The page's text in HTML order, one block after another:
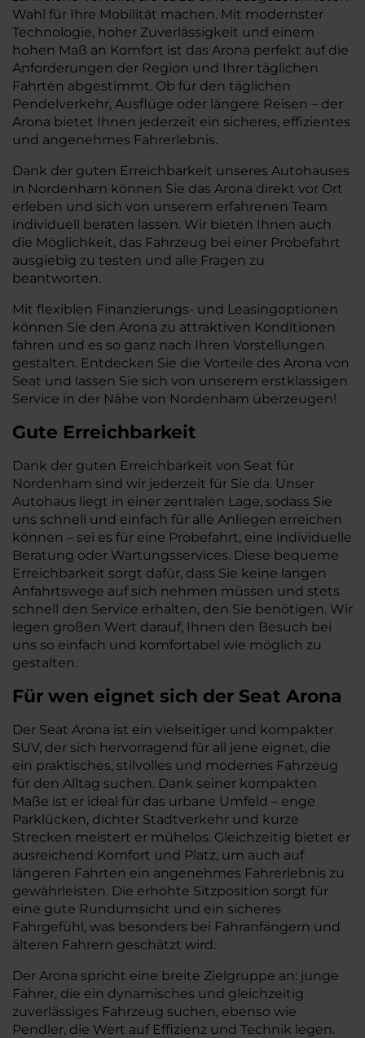
Wahl für Ihre Mobilität machen. Mit modernster
Technologie, hoher Zuverlässigkeit und einem
hohen Maß an Komfort ist das Arona perfekt auf die
Anforderungen der Region und Ihrer täglichen
Fahrten abgestimmt. Ob für den täglichen
Pendelverkehr, Ausflüge oder längere Reisen – der
Arona bietet Ihnen jederzeit ein sicheres, effizientes
und angenehmes Fahrerlebnis.
Dank der guten Erreichbarkeit unseres Autohauses
in Nordenham können Sie das Arona direkt vor Ort
erleben und sich von unserem erfahrenen Team
individuell beraten lassen. Wir bieten Ihnen auch
die Möglichkeit, das Fahrzeug bei einer Probefahrt
ausgiebig zu testen und alle Fragen zu
beantworten.
Mit flexiblen Finanzierungs- und Leasingoptionen
können Sie den Arona zu attraktiven Konditionen
fahren und es so ganz nach Ihren Vorstellungen
gestalten. Entdecken Sie die Vorteile des Arona von
Seat und lassen Sie sich von unserem erstklassigen
Service in der Nähe von Nordenham überzeugen!
Gute Erreichbarkeit
Dank der guten Erreichbarkeit von Seat für
Nordenham sind wir jederzeit für Sie da. Unser
Autohaus liegt in einer zentralen Lage, sodass Sie
uns schnell und einfach für alle Anliegen erreichen
können – sei es für eine Probefahrt, eine individuelle
Beratung oder Wartungsservices. Diese bequeme
Erreichbarkeit sorgt dafür, dass Sie keine langen
Anfahrtswege auf sich nehmen müssen und stets
schnell den Service erhalten, den Sie benötigen. Wir
legen großen Wert darauf, Ihnen den Besuch bei
uns so einfach und komfortabel wie möglich zu
gestalten.
Für wen eignet sich der Seat Arona
Der Seat Arona ist ein vielseitiger und kompakter
SUV, der sich hervorragend für all jene eignet, die
ein praktisches, stilvolles und modernes Fahrzeug
für den Alltag suchen. Dank seiner kompakten
Maße ist er ideal für das urbane Umfeld – enge
Parklücken, dichter Stadtverkehr und kurze
Strecken meistert er mühelos. Gleichzeitig bietet er
ausreichend Komfort und Platz, um auch auf
längeren Fahrten ein angenehmes Fahrerlebnis zu
gewährleisten. Die erhöhte Sitzposition sorgt für
eine gute Rundumsicht und ein sicheres
Fahrgefühl, was besonders bei Fahranfängern und
älteren Fahrern geschätzt wird.
Der Arona spricht eine breite Zielgruppe an: junge
Fahrer, die ein dynamisches und gleichzeitig
zuverlässiges Fahrzeug suchen, ebenso wie
Pendler, die Wert auf Effizienz und Technik legen.